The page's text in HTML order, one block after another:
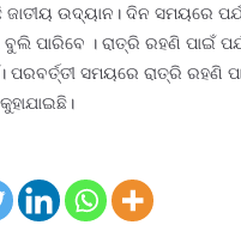
ଉଦ୍ୟାନ। ଦିନ ସମୟରେ
ପାରିବେ । ରାତ୍ରି ରହଣି ପାଇଁ
ପରବର୍ତ୍ତୀ ସମୟରେ ରାତ୍ରି ରହଣି